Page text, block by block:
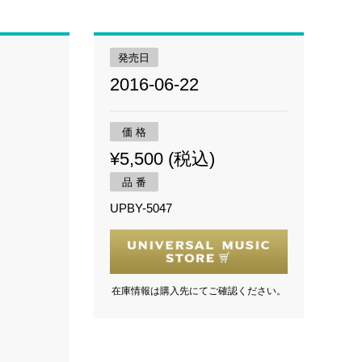
発売日
2016-06-22
価 格
¥5,500 (税込)
品 番
UPBY-5047
在庫情報は購入先にてご確認ください。